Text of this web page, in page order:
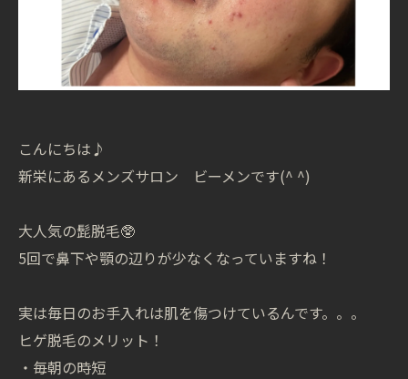
こんにちは♪
新栄にあるメンズサロン ビーメンです(^ ^)
大人気の髭脱毛🥸
5回で鼻下や顎の辺りが少なくなっていますね！
実は毎日のお手入れは肌を傷つけているんです。。。
ヒゲ脱毛のメリット！
・毎朝の時短